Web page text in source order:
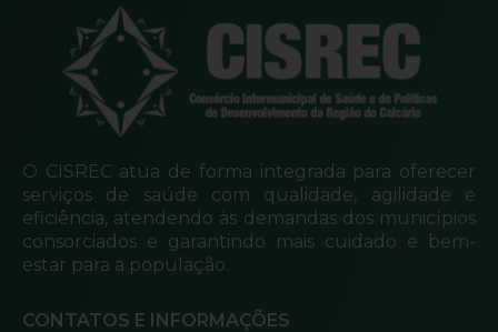
O CISREC atua de forma integrada para oferecer
serviços de saúde com qualidade, agilidade e
eficiência, atendendo às demandas dos municípios
consorciados e garantindo mais cuidado e bem-
estar para a população.
CONTATOS E INFORMAÇÕES